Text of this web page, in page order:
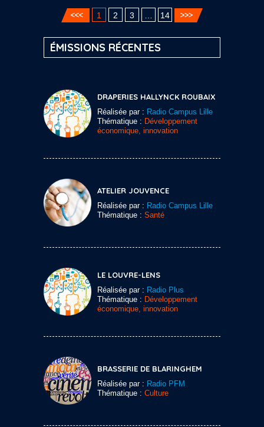
1 2 3 14
ÉMISSIONS RÉCENTES
DRAPERIES HALLYNCK ROUBAIX
Réalisée par : Radio Campus Lille
Thématique : Développement
économique, innovation
ATELIER JOUVENCE
Réalisée par : Radio Campus Lille
Thématique : Santé
LE LOUVRE-LENS
Réalisée par : Radio Plus
Thématique : Développement
économique, innovation
BRASSERIE DE BLARINGHEM
Réalisée par : Radio PFM
Thématique : Culture